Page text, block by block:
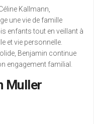
Kallmann,
une vie de famille
enfants tout en veillant à
et vie personnelle.
Benjamin continue
engagement familial.
Muller